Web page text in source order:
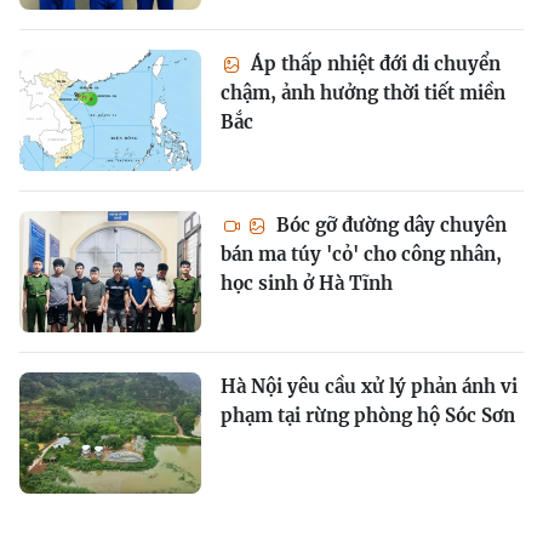
Áp thấp nhiệt đới di chuyển
chậm, ảnh hưởng thời tiết miền
Bắc
Bóc gỡ đường dây chuyên
bán ma túy 'cỏ' cho công nhân,
học sinh ở Hà Tĩnh
Hà Nội yêu cầu xử lý phản ánh vi
phạm tại rừng phòng hộ Sóc Sơn